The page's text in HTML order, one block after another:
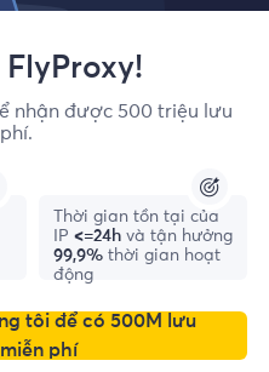
195+
Country / Region
6,500+
High speed server
nhận được 500 triệu lưu
Thời gian tồn tại của
IP <=24h và tận hưởng
99,9% thời gian hoạt
động
tôi để có 500M lưu
phí